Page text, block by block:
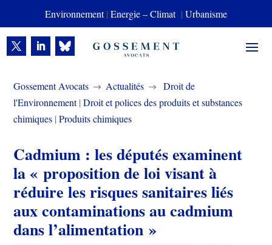
Environnement| Energie – Climat | Urbanisme
Gossement Avocats $ Actualités $
Droit de
l'Environnement|Droit et polices des produits et substances
chimiques |Produits chimiques
Cadmium : les députés examinent
la « proposition de loi visant à
réduire les risques sanitaires liés
aux contaminations au cadmium
dans l’alimentation »